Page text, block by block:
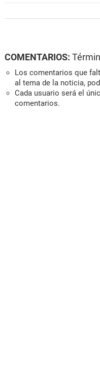
COMENTARIOS:
Los comentarios que
al tema de la noticia,
Cada usuario será el
comentarios.